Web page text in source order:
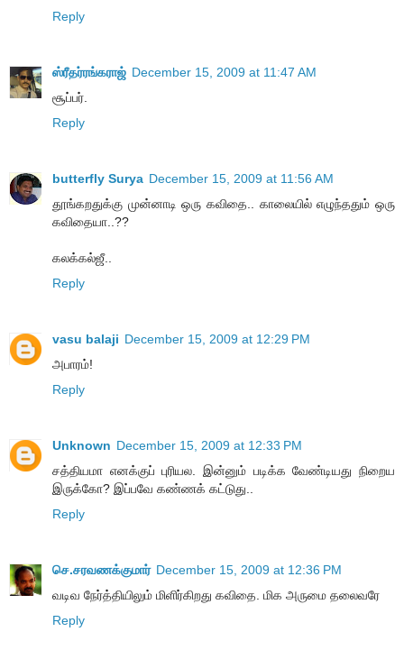
Reply
ஸ்ரீதர்ரங்கராஜ் December 15, 2009 at 11:47 AM
சூப்பர்.
Reply
butterfly Surya December 15, 2009 at 11:56 AM
தூங்கறதுக்கு முன்னாடி ஒரு கவிதை.. காலையில் எழுந்ததும் ஒரு
கவிதையா..??
கலக்கல்ஜீ..
Reply
vasu balaji December 15, 2009 at 12:29 PM
அபாரம்!
Reply
Unknown December 15, 2009 at 12:33 PM
சத்தியமா எனக்குப் புரியல. இன்னும் படிக்க வேண்டியது நிறைய
இருக்கோ? இப்பவே கண்ணக் கட்டுது..
Reply
செ.சரவணக்குமார் December 15, 2009 at 12:36 PM
வடிவ நேர்த்தியிலும் மிளிர்கிறது கவிதை. மிக அருமை தலைவரே
Reply